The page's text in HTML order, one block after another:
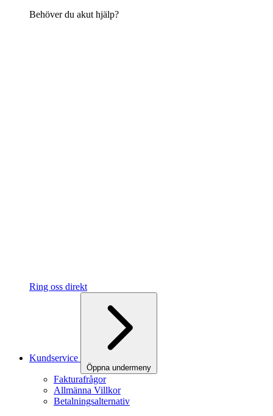
Behöver du akut hjälp?
Ring oss direkt
Kundservice
Öppna undermeny
Fakturafrågor
Allmänna Villkor
Betalningsalternativ